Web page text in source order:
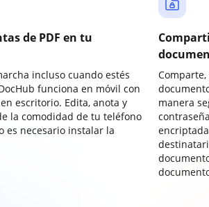
de PDF en tu
incluso cuando estés
funciona en móvil con
escritorio. Edita, anota y
la comodidad de tu teléfono
es necesario instalar la
manera